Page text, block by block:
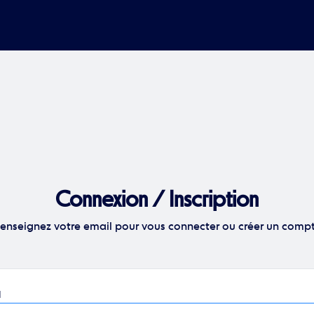
Connexion / Inscription
votre email pour vous connecter ou créer un
Obligatoire